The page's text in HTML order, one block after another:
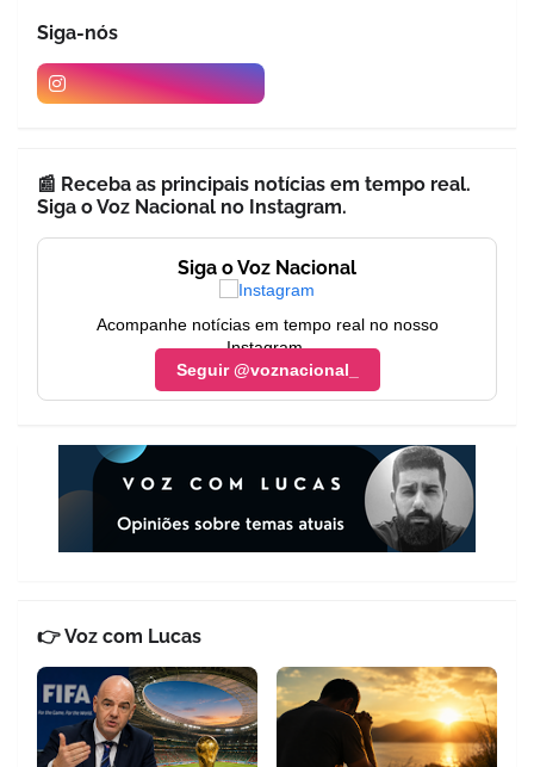
Siga-nós
📰 Receba as principais notícias em tempo real.
Siga o Voz Nacional no Instagram.
Siga o Voz Nacional
Acompanhe notícias em tempo real no nosso
Instagram.
Seguir @voznacional_
👉 Voz com Lucas